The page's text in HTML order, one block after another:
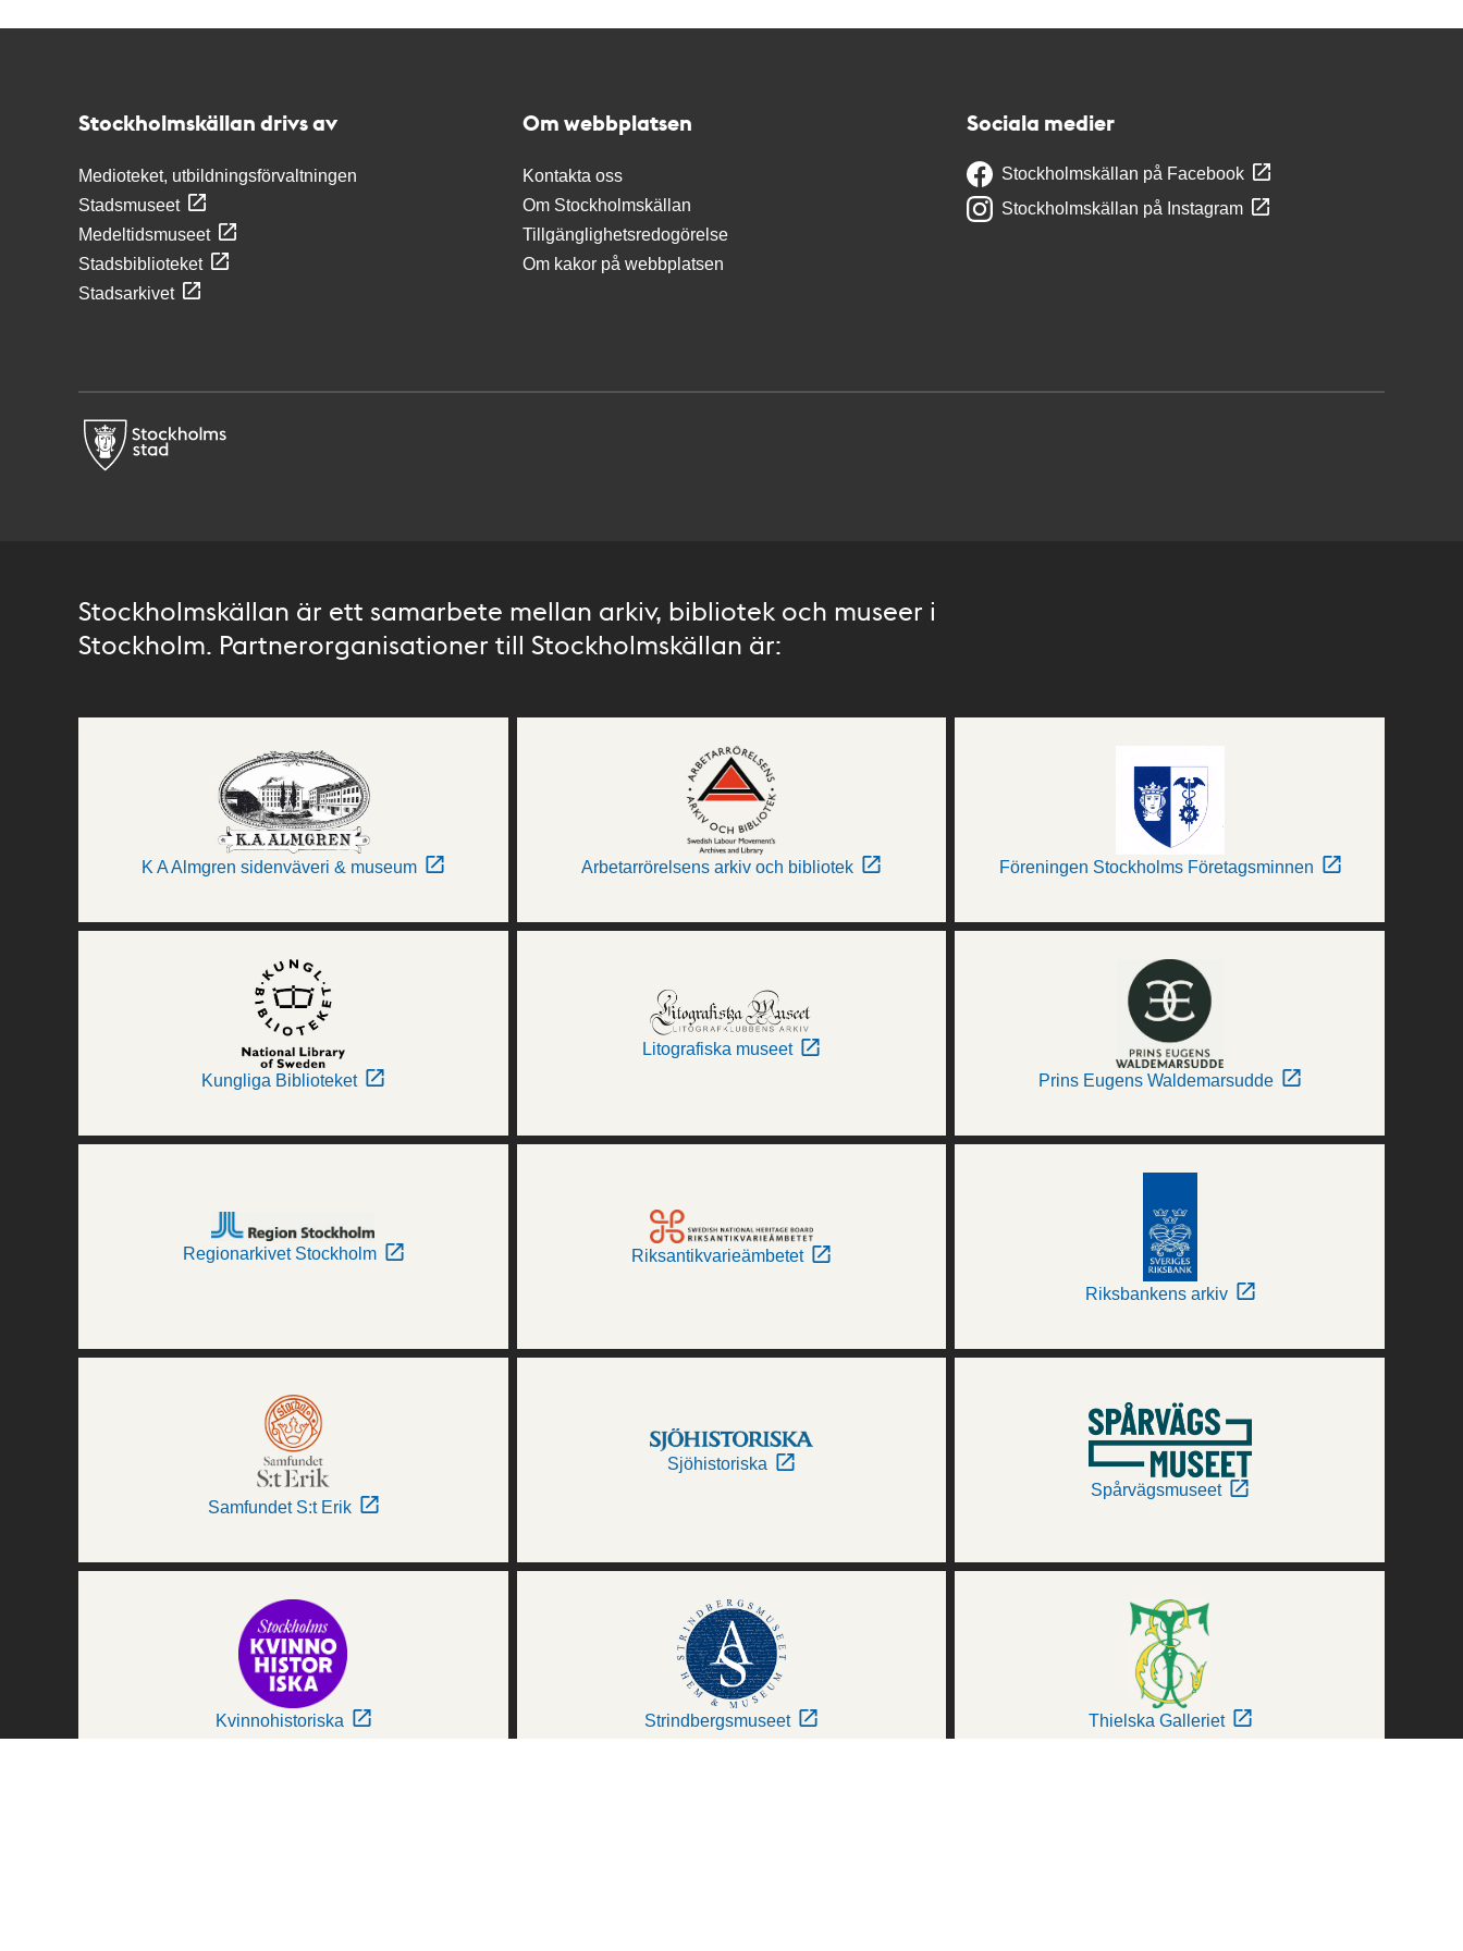
Stockholmskällan drivs av
Medioteket, utbildningsförvaltningen
Stadsmuseet
Medeltidsmuseet
Stadsbiblioteket
Stadsarkivet
Om webbplatsen
Kontakta oss
Om Stockholmskällan
Tillgänglighetsredogörelse
Om kakor på webbplatsen
Sociala medier
Stockholmskällan på Facebook
Stockholmskällan på Instagram
Stockholmskällan är ett samarbete mellan arkiv, bibliotek och museer i
Stockholm. Partnerorganisationer till Stockholmskällan är:
K A Almgren sidenväveri & museum Arbetarrörelsens arkiv och bibliotek Föreningen Stockholms Företagsminnen
Kungliga Biblioteket
Litografiska museet
Prins Eugens Waldemarsudde
Regionarkivet Stockholm Riksantikvarieämbetet
Riksbankens arkiv
Samfundet S:t Erik
Sjöhistoriska
Spårvägsmuseet
Kvinnohistoriska Strindbergsmuseet Thielska Galleriet